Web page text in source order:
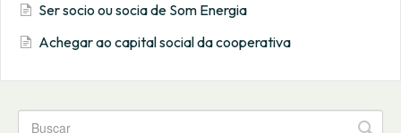
Ser socio ou socia de Som Energia
Achegar ao capital social da cooperativa